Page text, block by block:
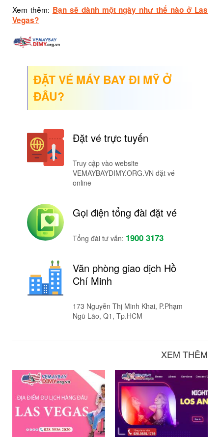
Xem thêm: Bạn sẽ dành một ngày như thế nào ở Las
Vegas?
ĐẶT VÉ MÁY BAY ĐI MỸ Ở
ĐÂU?
Đặt vé trực tuyến
Truy cập vào website
VEMAYBAYDIMY.ORG.VN đặt vé
online
Gọi điện tổng đài đặt vé
Tổng đài tư vấn: 1900 3173
Văn phòng giao dịch Hồ
Chí Minh
173 Nguyễn Thị Minh Khai, P.Phạm
Ngũ Lão, Q1, Tp.HCM
XEM THÊM